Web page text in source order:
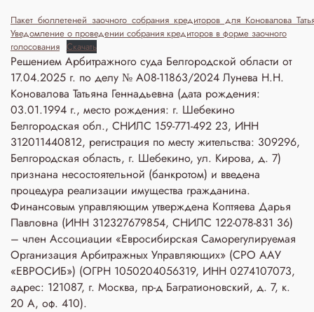
Уведомление о проведении собрания кредиторов в форме заочного
голосования Скачать
Решением Арбитражного суда Белгородской области от
17.04.2025 г. по делу № А08-11863/2024 Лунева Н.Н.
Коновалова Татьяна Геннадьевна (дата рождения:
03.01.1994 г., место рождения: г. Шебекино
Белгородская обл., СНИЛС 159-771-492 23, ИНН
312011440812, регистрация по месту жительства: 309296,
Белгородская область, г. Шебекино, ул. Кирова, д. 7)
признана несостоятельной (банкротом) и введена
процедура реализации имущества гражданина.
Финансовым управляющим утверждена Коптяева Дарья
Павловна (ИНН 312327679854, СНИЛС 122-078-831 36)
– член Ассоциации «Евросибирская Саморегулируемая
Организация Арбитражных Управляющих» (СРО ААУ
«ЕВРОСИБ») (ОГРН 1050204056319, ИНН 0274107073,
адрес: 121087, г. Москва, пр-д Багратионовский, д. 7, к.
20 А, оф. 410).